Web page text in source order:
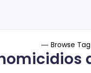
Browse Tag